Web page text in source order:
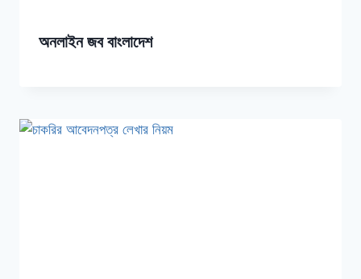
অনলাইন জব বাংলাদেশ